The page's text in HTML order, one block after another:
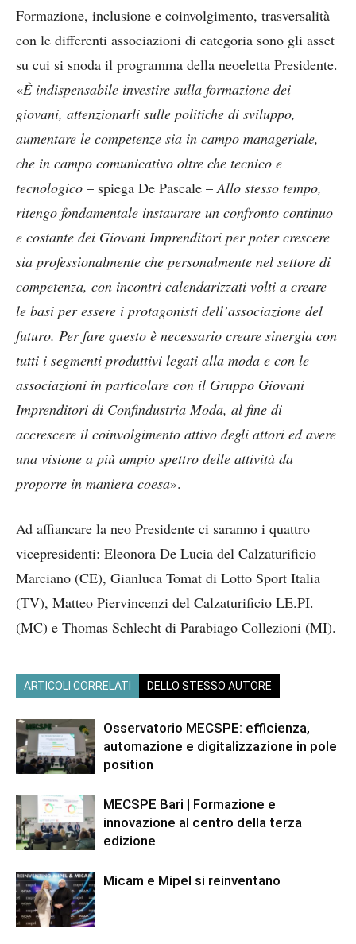
Formazione, inclusione e coinvolgimento, trasversalità
con le differenti associazioni di categoria sono gli asset
su cui si snoda il programma della neoeletta Presidente.
«È indispensabile investire sulla formazione dei
giovani, attenzionarli sulle politiche di sviluppo,
aumentare le competenze sia in campo manageriale,
che in campo comunicativo oltre che tecnico e
tecnologico – spiega De Pascale –Allo stesso tempo,
ritengo fondamentale instaurare un confronto continuo
e costante dei Giovani Imprenditori per poter crescere
sia professionalmente che personalmente nel settore di
competenza, con incontri calendarizzati volti a creare
le basi per essere i protagonisti dell’associazione del
futuro. Per fare questo è necessario creare sinergia con
tutti i segmenti produttivi legati alla moda e con le
associazioni in particolare con il Gruppo Giovani
Imprenditori di Confindustria Moda, al fine di
accrescere il coinvolgimento attivo degli attori ed avere
una visione a più ampio spettro delle attività da
proporre in maniera coesa».
Ad affiancare la neo Presidente ci saranno i quattro
vicepresidenti: Eleonora De Lucia del Calzaturificio
Marciano (CE), Gianluca Tomat di Lotto Sport Italia
(TV), Matteo Piervincenzi del Calzaturificio LE.PI.
(MC) e Thomas Schlecht di Parabiago Collezioni (MI).
ARTICOLI CORRELATI DELLO STESSO AUTORE
Osservatorio MECSPE: efficienza,
automazione e digitalizzazione in pole
position
MECSPE Bari | Formazione e
innovazione al centro della terza
edizione
Micam e Mipel si reinventano